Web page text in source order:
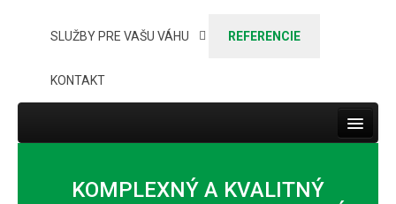
SLUŽBY PRE VAŠU VÁHU REFERENCIE
KONTAKT
Toggle
CESTNÉ MOSTOVÉ VÁHY
KOMPLEXNÝ A KVALITNÝ